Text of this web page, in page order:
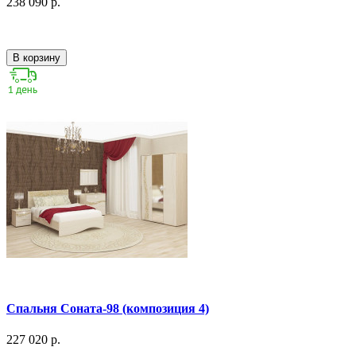
В корзину
Спальня Соната-98 (композиция 4)
227 020 р.